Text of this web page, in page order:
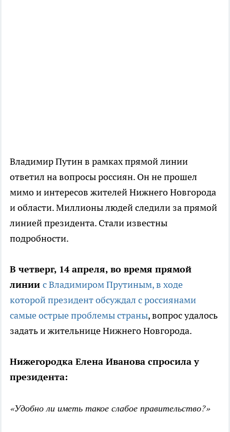
Владимир Путин в рамках прямой линии
ответил на вопросы россиян. Он не прошел
мимо и интересов жителей Нижнего Новгорода
и области. Миллионы людей следили за прямой
линией президента. Стали известны
подробности.
В четверг, 14 апреля, во время прямой
линии с Владимиром Прутиным, в ходе
которой президент обсуждал с россиянами
самые острые проблемы страны, вопрос удалось
задать и жительнице Нижнего Новгорода.
Нижегородка Елена Иванова спросила у
президента:
«Удобно ли иметь такое слабое правительство?»